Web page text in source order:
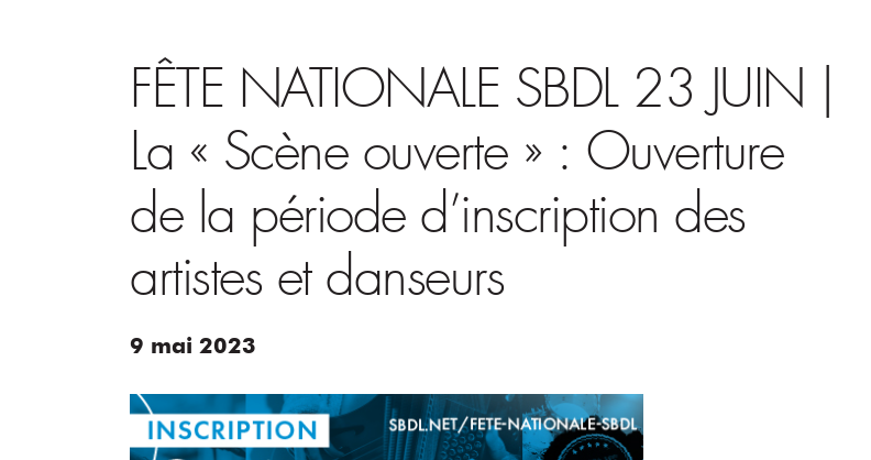
FÊTE NATIONALE SBDL 23 JUIN |
La « Scène ouverte » : Ouverture
de la période d’inscription des
artistes et danseurs
9 mai 2023